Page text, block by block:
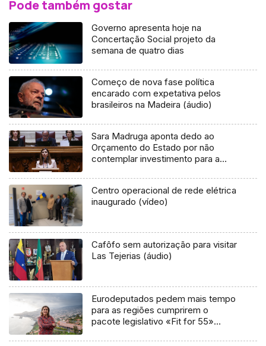
Pode também gostar
Governo apresenta hoje na
Concertação Social projeto da
semana de quatro dias
Começo de nova fase política
encarado com expetativa pelos
brasileiros na Madeira (áudio)
Sara Madruga aponta dedo ao
Orçamento do Estado por não
contemplar investimento para a
Centro operacional de rede elétrica
inaugurado (vídeo)
Cafôfo sem autorização para visitar
Las Tejerias (áudio)
Eurodeputados pedem mais tempo
para as regiões cumprirem o
pacote legislativo «Fit for 55»